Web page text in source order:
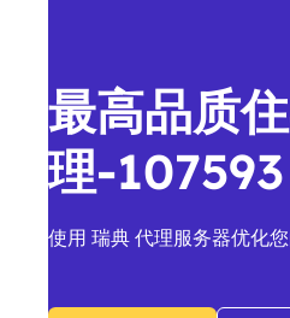
最高品质
理-
使用 瑞典 代理服务器优化